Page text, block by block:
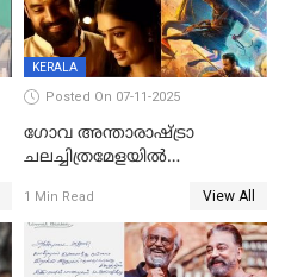
KERALA
Posted On 07-11-2025
ഗോവ അന്താരാഷ്ട്രാ
ചലച്ചിത്രമേളയില്‍
മലയാളത്തില്‍നിന്ന്
ഏകചിത്രമായി 'എആര്‍എം';
1 Min Read View All